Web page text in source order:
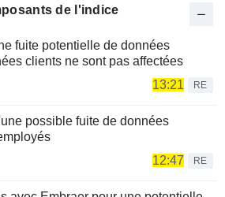
de l'indice
fuite potentielle de données
clients ne sont pas affectées
13:21
RE
possible fuite de données
12:47
RE